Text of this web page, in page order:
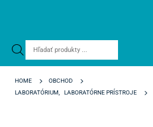
Products
HOME
OBCHOD
LABORATÓRIUM
LABORATÓRNE PRÍSTROJE